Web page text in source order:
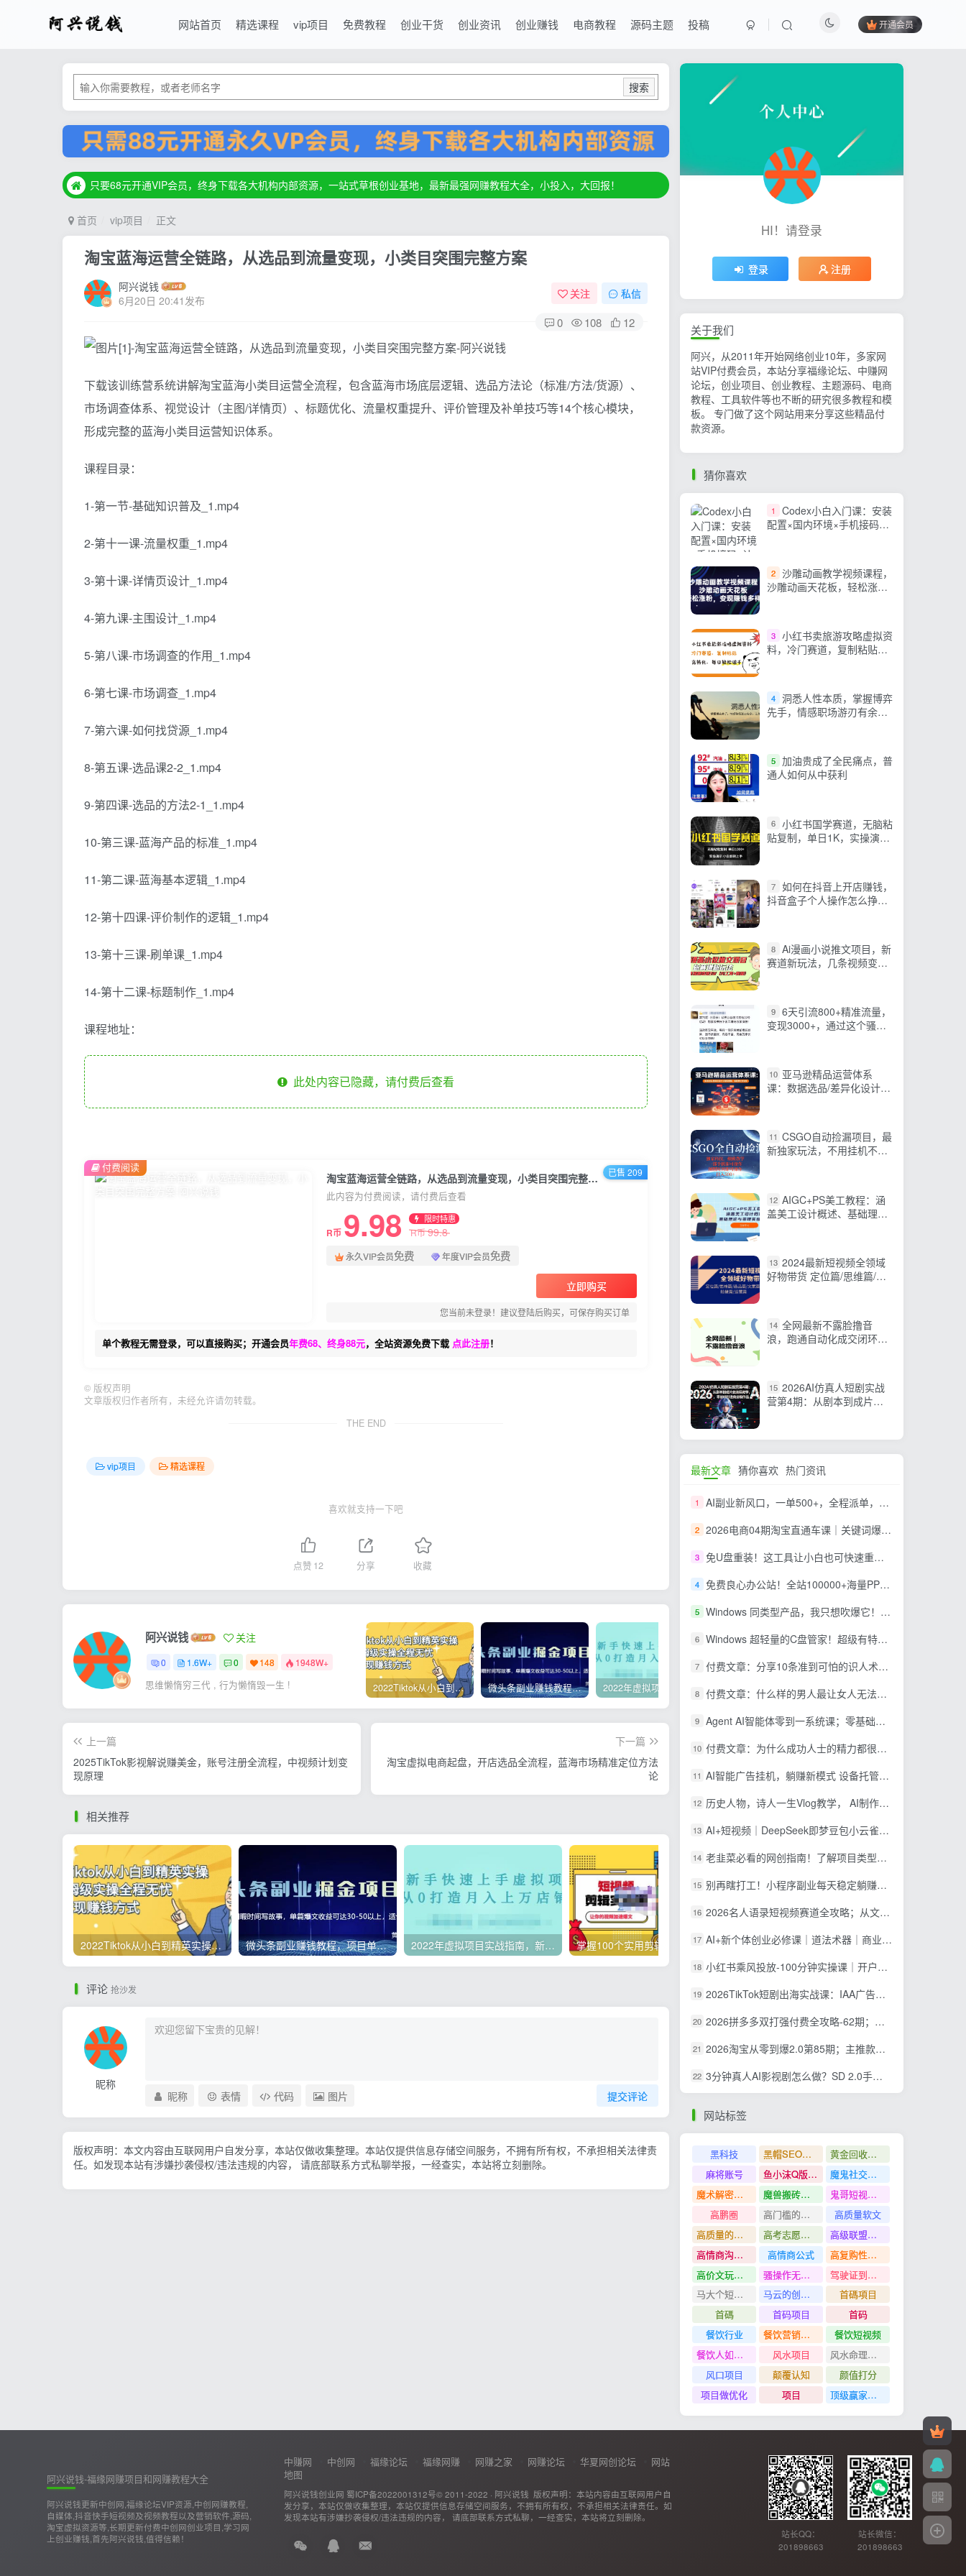
网站首页 精选课程 vip项目 免费教程 创业干货 创业资讯 创业赚钱 电商教程 源码主题 投稿 开通会员
搜索
只要68元开通VIP会员，终身下载各大机构内部资源，一站式草根创业基地，最新最强网赚教程大全，小投入，大回报！
只要68元开通VIP会员，终身下载各大机构内部资源，一站式草根创业基地，最新最强网赚教程大全，小投入，大回报！
只要68元开通VIP会员，终身下载各大机构内部资源，一站式草根创业基地，最新最强网赚教程大全，小投入，大回报！
首页 vip项目 正文
淘宝蓝海运营全链路，从选品到流量变现，小类目突围完整方案
阿兴说钱
6月20日 20:41发布
关注 私信
0 108 12
下载该训练营系统讲解淘宝蓝海小类目运营全流程，包含蓝海市场底层逻辑、选品方法论（标准/方法/货源）、
市场调查体系、视觉设计（主图/详情页）、标题优化、流量权重提升、评价管理及补单技巧等14个核心模块，
形成完整的蓝海小类目运营知识体系。
课程目录：
1-第一节-基础知识普及_1.mp4
2-第十一课-流量权重_1.mp4
3-第十课-详情页设计_1.mp4
4-第九课-主围设计_1.mp4
5-第八课-市场调查的作用_1.mp4
6-第七课-市场调查_1.mp4
7-第六课-如何找贷源_1.mp4
8-第五课-选品课2-2_1.mp4
9-第四课-选品的方法2-1_1.mp4
10-第三课-蓝海产品的标准_1.mp4
11-第二课-蓝海基本逻辑_1.mp4
12-第十四课-评价制作的逻辑_1.mp4
13-第十三课-刷单课_1.mp4
14-第十二课-标题制作_1.mp4
课程地址：
此处内容已隐藏，请付费后查看
淘宝蓝海运营全链路，从选品到流量变现，小类目突围完整方案
此内容为付费阅读，请付费后查看
R币 9.98 限时特惠
R币99.8
永久VIP会员免费 年度VIP会员免费
立即购买
您当前未登录！建议登陆后购买，可保存购买订单
单个教程无需登录，可以直接购买；开通会员年费68、终身88元，全站资源免费下载 点此注册！
付费阅读 已售 209
© 版权声明
文章版权归作者所有，未经允许请勿转载。
THE END
vip项目 精选课程
喜欢就支持一下吧
点赞 12 分享 收藏
阿兴说钱 关注
0 1.6W+ 0 148 1948W+
思维懒惰穷三代 , 行为懒惰毁一生 ! 2022Tiktok从小白到精英实操，0-1保姆级实操全程无忧，多种变现赚钱方式 微头条副业赚钱教程，项目单号单天做到50-100+收益 掌握100个实用剪辑方法，让你的视频加速上热门
上一篇
2025TikTok影视解说赚美金，账号注册全流程，中视频计划变
现原理
下一篇
淘宝虚拟电商起盘，开店选品全流程，蓝海市场精准定位方法
论
相关推荐
2022Tiktok从小白到精英实操，0-1保姆级实操全程无忧，多种变现赚钱方式 微头条副业赚钱教程，项目单号单天做到50-100+收益 2022年虚拟项目实战指南，新手从0打造月入上万店铺【视频课程】 掌握100个实用剪辑方法，让你的视频加速上热门 忠余网创《百战奇略》第二法：零基础带你识破赚钱项目共生
评论 抢沙发
昵称
提交评论
昵称 表情 代码 图片
版权声明：本文内容由互联网用户自发分享，本站仅做收集整理。本站仅提供信息存储空间服务，不拥有所有权，不承担相关法律责
任。如发现本站有涉嫌抄袭侵权/违法违规的内容， 请底部联系方式私聊举报，一经查实，本站将立刻删除。
HI！请登录
登录 注册
关于我们
阿兴，从2011年开始网络创业10年，多家网
站VIP付费会员，本站分享福缘论坛、中赚网
论坛，创业项目、创业教程、主题源码、电商
教程、工具软件等也不断的研究很多教程和模
板。 专门做了这个网站用来分享这些精品付
款资源。
猜你喜欢
1
Codex小白入门课：安装
配置×国内环境×手机接码×
2 沙雕动画教学视频课程，
沙雕动画天花板，轻松涨
3 小红书卖旅游攻略虚拟资
料，冷门赛道，复制粘贴，
4 洞悉人性本质，掌握博弈
先手，情感职场游刃有余，
5 加油贵成了全民痛点，普
通人如何从中获利
6 小红书国学赛道，无脑粘
贴复制，单日1K，实操演
7 如何在抖音上开店赚钱，
抖音盒子个人操作怎么挣
8 Ai漫画小说推文项目，新
赛道新玩法，几条视频变现
9 6天引流800+精准流量，
变现3000+，通过这个骚操
10 亚马逊精品运营体系
课：数据选品/差异化设计/
11 CSGO自动捡漏项目，最
新独家玩法，不用挂机不用
12 AIGC+PS美工教程：涵
盖美工设计概述、基础理论
13 2024最新短视频全领域
好物带货 定位篇/思维篇/选
14 全网最新不露脸撸音
浪，跑通自动化成交闭环，
15 2026AI仿真人短剧实战
营第4期：从剧本到成片全
最新文章 猜你喜欢 热门资讯
1 AI副业新风口，一单500+，全程派单，0门槛直接干
2 2026电商04期淘宝直通车课｜关键词爆打矩阵，多计划低出价，新品爆款差异化投放实操教学
3 免U盘重装！这工具让小白也可快速重装 Windows，支持无人值守配置，数据无忧 CmzPrep_Rev2
4 免费良心办公站！全站100000+海量PPT素材免费下载，每日更新，分类清晰，免注册登录下载 爱PPT网
5 Windows 同类型产品，我只想吹爆它！把听歌变成了一场沉浸式视听现场，支持多平台歌单播放 Mineradio
6 Windows 超轻量的C盘管家！超级有特点，支持磁盘分析及清理提醒，2M大小体积，完全免费 C盘管家
7 付费文章：分享10条准到可怕的识人术术，希望能帮到大家。
8 付费文章：什么样的男人最让女人无法抵抗？
9 Agent AI智能体零到一系统课；零基础也能学会自动化实战，从核心概念到Coze工作流搭建完整覆盖
10 付费文章：为什么成功人士的精力都很旺盛？
11 AI智能广告挂机，躺赚新模式 设备托管运行，解放双手持续变现
12 历史人物，诗人一生Vlog教学， AI制作丨伙伴计划丨精选收益丨商单收徒 ，新领域红利期，抓紧做
13 AI+短视频｜DeepSeek即梦豆包小云雀全工具教学，从账号定位到剪映剪辑，零基础也能快速上手做爆款
14 老韭菜必看的网创指南！了解项目类型，才能找到好的项目，才能拿到想要的结果
15 别再瞎打工！小程序副业每天稳定躺赚200+
16 2026名人语录短视频赛道全攻略；从文案撰写到声音克隆部署，系统掌握涨粉变现双赢制作技术
17 AI+新个体创业必修课｜道法术器｜商业逻辑·小红书流量·AI智能体｜低成本打造个人变现小生意全套教学
18 小红书乘风投放-100分钟实操课｜开户返点·标准投搭建·莱卡定向，新店建模撬动笔记自然流量全套教学
19 2026TikTok短剧出海实战课：IAA广告分账×IAP付费变现×账号搭建×平台规则×双轨爆发×回款全流程
20 2026拼多多双打强付费全攻略-62期；成本推广加托管双剑合璧，系统讲解7种付费玩法优劣势与选择策略
21 2026淘宝从零到爆2.0第85期；主推款五项高权重初始设置，改销量评晒秒单快速破零积累基础权重
22 3分钟真人AI影视剧怎么做？SD 2.0手把手完整制作流程｜Higgsfield 14天SD 2.0/2.5无限生成
网站标签
黑科技 黑帽SEO案例分析
黄金回收奢侈品
麻将账号
鱼小沫Q版人物团练课
魔鬼社交实战课全套课程
魔术解密教程
魔兽搬砖搞钱
鬼哥短视频底层逻辑
高鹏圈
高门槛的生意
高质量软文
高质量的问答和知识分享
高考志愿填报
高级联盟营销教程
高情商沟通管理课
高情商公式
高复购性行业
高价文玩众筹分红项目
骚操作无脑裂变
驾驶证到期换证
马大个短视频投放课
马云的创业故事
首碼項目
首碼
首码项目
首码
餐饮行业
餐饮营销管理特训班
餐饮短视频
餐饮人如何用团购给门店拓客
风水项目
风水命理项目
风口项目
颠覆认知
颜值打分
项目做优化
项目 顶级赢家思维
阿兴说钱-福缘网赚项目和网赚教程大全
阿兴说钱更新中创网,福缘论坛VIP资源,中创网赚教程,
自媒体,抖音快手短视频及视频教程以及营销软件,源码,
淘宝虚拟资源等,长期更新付费中创网创业项目,学习网
上创业赚钱,首先阿兴说钱,值得信赖！
中赚网 中创网 福缘论坛 福缘网赚 网赚之家 网赚论坛 华夏网创论坛
网站
地图
阿兴说钱创业网 蜀ICP备2022001312号© 2011-2022 · 阿兴说钱 版权声明：本站内容由互联网用户自
发分享，本站仅做收集整理，本站仅提供信息存储空间服务，不拥有所有权，不承担相关法律责任。如
发现本站有涉嫌抄袭侵权/违法违规的内容， 请底部联系方式私聊，一经查实，本站将立刻删除。
站长QQ：
201898663
站长微信：
201898663